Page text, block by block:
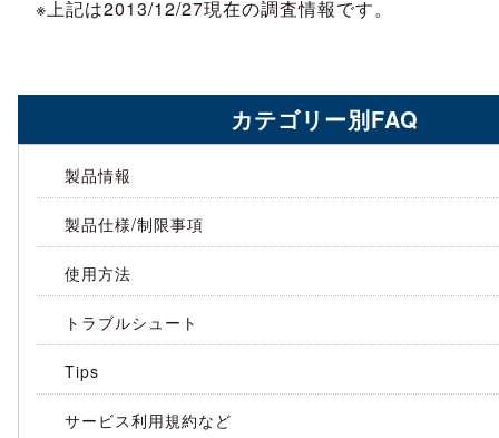
※上記は2013/12/27現在の調査情報です。
カテゴリー別FAQ
製品情報
製品仕様/制限事項
使用方法
トラブルシュート
Tips
サービス利用規約など